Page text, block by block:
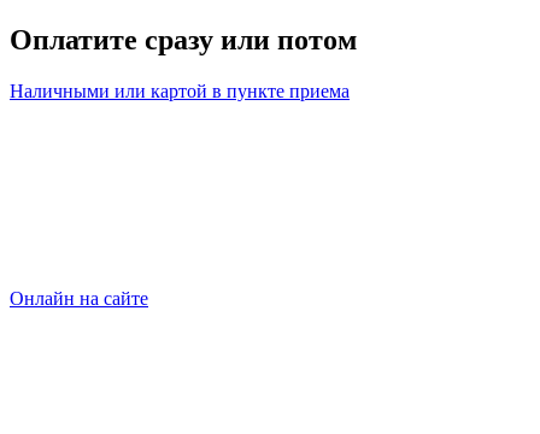
Оплатите сразу или потом
Наличными или картой в пункте приема
Онлайн на сайте